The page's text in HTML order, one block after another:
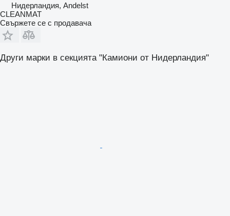
Нидерландия, Andelst
CLEANMAT
Свържете се с продавача
Други марки в секцията "Камиони от Нидерландия"